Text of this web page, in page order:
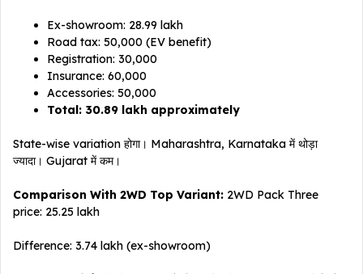
Ex-showroom: ₹28.99 lakh
Road tax: ₹50,000 (EV benefit)
Registration: ₹30,000
Insurance: ₹60,000
Accessories: ₹50,000
Total: ₹30.89 lakh approximately
State-wise variation होगा। Maharashtra, Karnataka में थोड़ा
ज्यादा। Gujarat में कम।
Comparison With 2WD Top Variant: 2WD Pack Three
price: ₹25.25 lakh
Difference: ₹3.74 lakh (ex-showroom)